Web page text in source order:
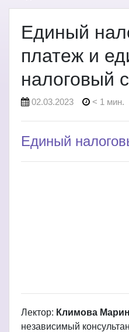
Единый
платеж и
налоговый
02.03.2023 < 1 мин.
Единый
Лектор: Климова
независимый